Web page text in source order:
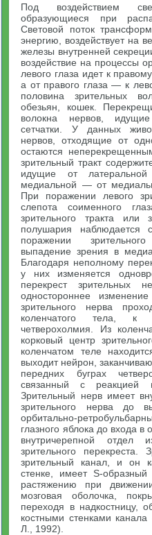
Под воздействием
образующиеся при
Световой поток
энергию, воздействует на
железы внутренней
воздействие на процессы
левого глаза идет к
а от правого глаза — к
половина зрительных
обезьян, кошек.
волокна нервов,
сетчатки. У данных
нервов, отходящие от
остаются
зрительный тракт
идущие от
медиальной — от
При поражении левого
слепота соименного
зрительного тракта или
полушария наблюдается
поражении
выпадение зрения в
Благодаря неполному
у них изменяется
перекрест зрительных
одностороннее
зрительного нерва
коленчатого тела, к
четверохолмия. Из
корковый центр
коленчатом теле
выходит нейрон,
передних буграх
связанный с реакцией
Зрительный нерв имеет
зрительного нерва до
орбитально-
глазного яблока до входа в
внутричерепной отдел
зрительного перекреста.
зрительный канал, и он
стенке, имеет S-образный
растяжению при
мозговая оболочка,
переходя в надкостницу,
костными стенками
Л., 1992).